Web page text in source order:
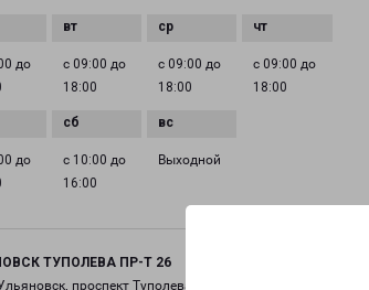
до
с 09:00 до
18:00
с 09:00 до
18:00
с 09:00 до
18:00
до
с 10:00 до
16:00
Выходной
ТУПОЛЕВА ПР-Т 26
проспект Туполева, 26